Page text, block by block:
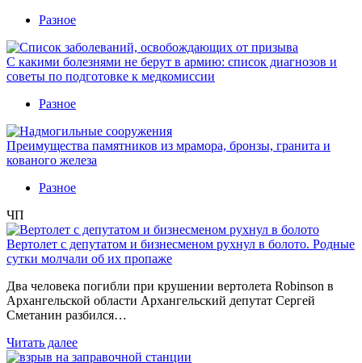
Разное
С какими болезнями не берут в армию: список диагнозов и
советы по подготовке к медкомиссии
Разное
Преимущества памятников из мрамора, бронзы, гранита и
кованого железа
Разное
ЧП
Вертолет с депутатом и бизнесменом рухнул в болото. Родные
сутки молчали об их пропаже
Два человека погибли при крушении вертолета Robinson в
Архангельской области Архангельский депутат Сергей
Сметанин разбился…
Читать далее